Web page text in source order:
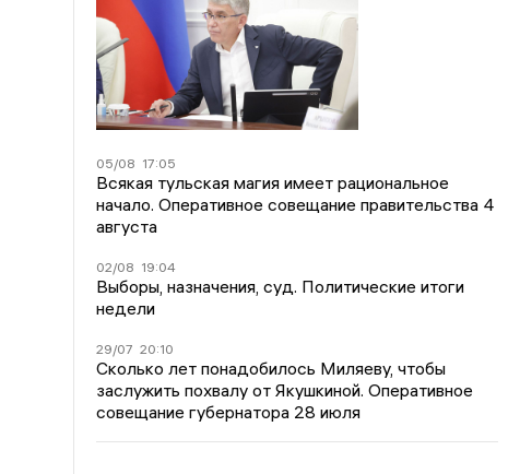
05/08 17:05
Всякая тульская магия имеет рациональное
начало. Оперативное совещание правительства 4
августа
02/08 19:04
Выборы, назначения, суд. Политические итоги
недели
29/07 20:10
Сколько лет понадобилось Миляеву, чтобы
заслужить похвалу от Якушкиной. Оперативное
совещание губернатора 28 июля